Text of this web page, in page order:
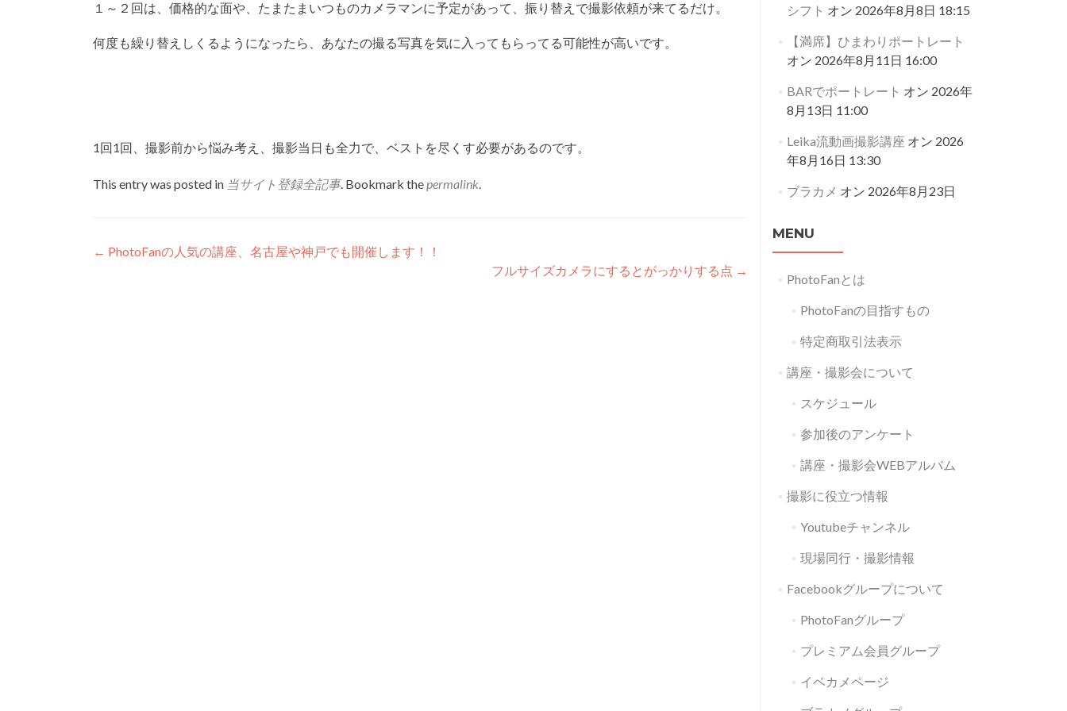
１～２回は、価格的な面や、たまたまいつものカメラマンに予定があって、振り替えで撮影依頼が来てるだけ。
何度も繰り替えしくるようになったら、あなたの撮る写真を気に入ってもらってる可能性が高いです。
1回1回、撮影前から悩み考え、撮影当日も全力で、ベストを尽くす必要があるのです。
This entry was posted in 当サイト登録全記事. Bookmark thepermalink.
Post
← PhotoFanの人気の講座、名古屋や神戸でも開催します！！
フルサイズカメラにするとがっかりする点 →
シフト オン 2026年8月8日 18:15
【満席】ひまわりポートレート
オン 2026年8月11日 16:00
BARでポートレート オン 2026年
8月13日 11:00
Leika流動画撮影講座 オン 2026
年8月16日 13:30
ブラカメ オン 2026年8月23日
MENU
PhotoFanとは
PhotoFanの目指すもの
特定商取引法表示
講座・撮影会について
スケジュール
参加後のアンケート
講座・撮影会WEBアルバム
撮影に役立つ情報
Youtubeチャンネル
現場同行・撮影情報
Facebookグループについて
PhotoFanグループ
プレミアム会員グループ
イベカメページ